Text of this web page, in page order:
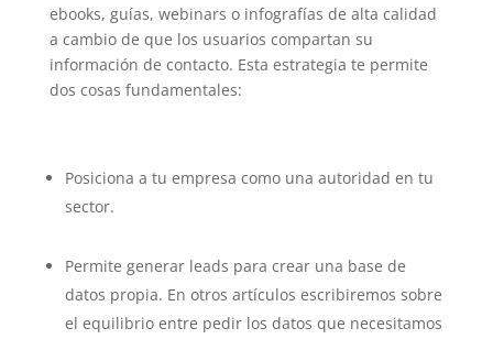
ebooks, guías, webinars o infografías de alta calidad
a cambio de que los usuarios compartan su
información de contacto. Esta estrategia te permite
dos cosas fundamentales:
Posiciona a tu empresa como una autoridad en tu
sector.
Permite generar leads para crear una base de
datos propia. En otros artículos escribiremos sobre
el equilibrio entre pedir los datos que necesitamos